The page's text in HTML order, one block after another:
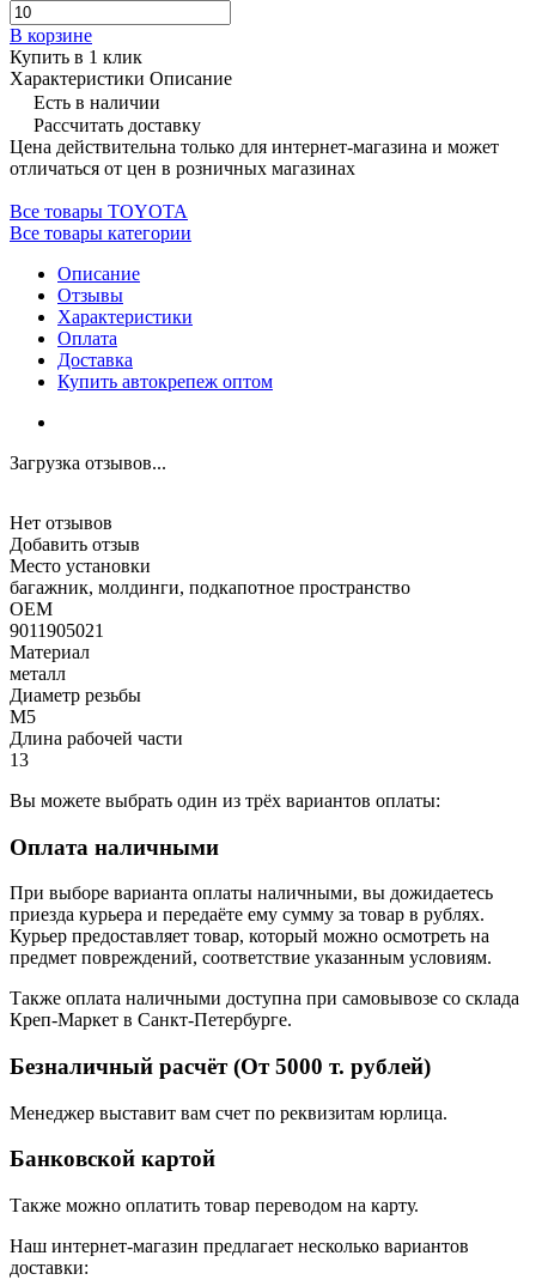
В корзине
Купить в 1 клик
Характеристики Описание
Есть в наличии
Рассчитать доставку
Цена действительна только для интернет-магазина и может
отличаться от цен в розничных магазинах
Все товары TOYOTA
Все товары категории
Описание
Отзывы
Характеристики
Оплата
Доставка
Купить автокрепеж оптом
Загрузка отзывов...
Нет отзывов
Добавить отзыв
Место установки
багажник, молдинги, подкапотное пространство
OEM
9011905021
Материал
металл
Диаметр резьбы
M5
Длина рабочей части
13
Вы можете выбрать один из трёх вариантов оплаты:
Оплата наличными
При выборе варианта оплаты наличными, вы дожидаетесь
приезда курьера и передаёте ему сумму за товар в рублях.
Курьер предоставляет товар, который можно осмотреть на
предмет повреждений, соответствие указанным условиям.
Также оплата наличными доступна при самовывозе со склада
Креп-Маркет в Санкт-Петербурге.
Безналичный расчёт (От 5000 т. рублей)
Менеджер выставит вам счет по реквизитам юрлица.
Банковской картой
Также можно оплатить товар переводом на карту.
Наш интернет-магазин предлагает несколько вариантов
доставки: